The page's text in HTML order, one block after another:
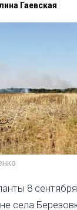
Гаевская
8
села